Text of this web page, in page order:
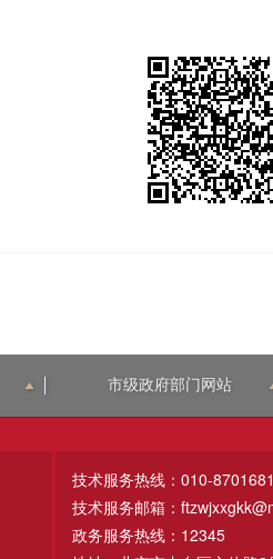
市级政府部门网站
技术服务热线：010-
技术服务邮箱：
政务服务热线：12345